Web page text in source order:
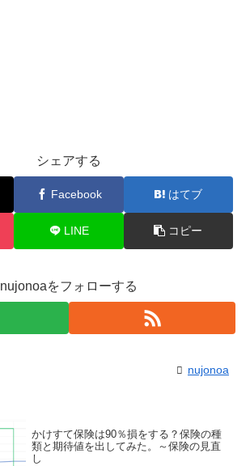
シェアする
Facebook はてブ
LINE コピー
nujonoaをフォローする
nujonoa
かけすて保険は90％損をする？保険の種
類と期待値を出してみた。～保険の見直
し